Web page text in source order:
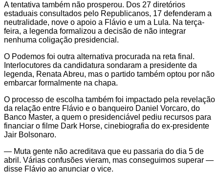
A tentativa também não prosperou. Dos 27 diretórios
estaduais consultados pelo Republicanos, 17 defenderam a
neutralidade, nove o apoio a Flávio e um a Lula. Na terça-
feira, a legenda formalizou a decisão de não integrar
nenhuma coligação presidencial.
O Podemos foi outra alternativa procurada na reta final.
Interlocutores da candidatura sondaram a presidente da
legenda, Renata Abreu, mas o partido também optou por não
embarcar formalmente na chapa.
O processo de escolha também foi impactado pela revelação
da relação entre Flávio e o banqueiro Daniel Vorcaro, do
Banco Master, a quem o presidenciável pediu recursos para
financiar o filme Dark Horse, cinebiografia do ex-presidente
Jair Bolsonaro.
— Muta gente não acreditava que eu passaria do dia 5 de
abril. Várias confusões vieram, mas conseguimos superar —
disse Flávio ao anunciar o vice.